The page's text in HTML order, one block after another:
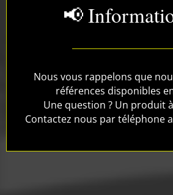
📢
Nous vous rappelons que
références disponibles
Une question ? Un produit
Contactez nous par téléphone